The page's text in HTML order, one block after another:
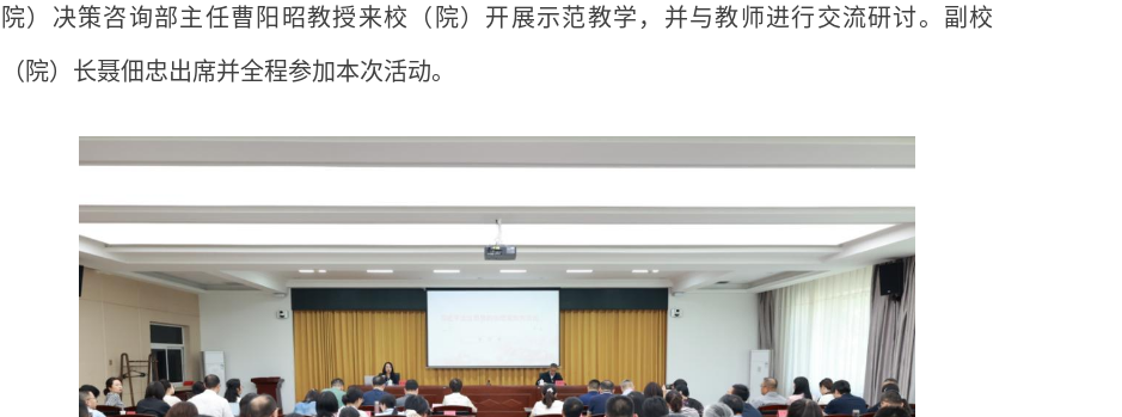
院）决策咨询部主任曹阳昭教授来校（院）开展示范教学，并与教师进行交流研讨。副校
（院）长聂佃忠出席并全程参加本次活动。